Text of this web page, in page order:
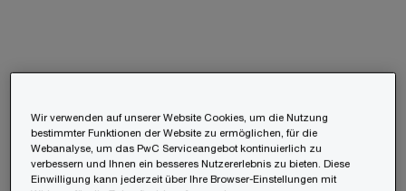
Grundsätzlich handelt es sich bei
Weihnachtsgeschenken in der Regel um
Wir verwenden auf unserer Website Cookies, um die Nutzung
bestimmter Funktionen der Website zu ermöglichen, für die
Webanalyse, um das PwC Serviceangebot kontinuierlich zu
verbessern und Ihnen ein besseres Nutzererlebnis zu bieten. Diese
Einwilligung kann jederzeit über Ihre Browser-Einstellungen mit